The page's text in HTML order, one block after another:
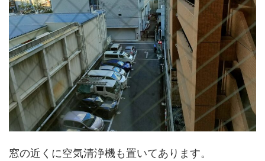
窓の近くに空気清浄機も置いてあります。